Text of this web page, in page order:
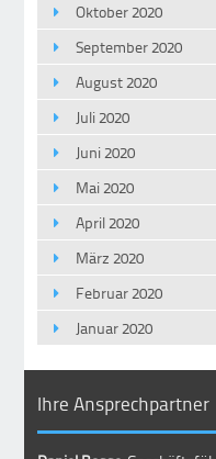
Oktober 2020
September 2020
August 2020
Juli 2020
Juni 2020
Mai 2020
April 2020
März 2020
Februar 2020
Januar 2020
Ihre Ansprechpartner